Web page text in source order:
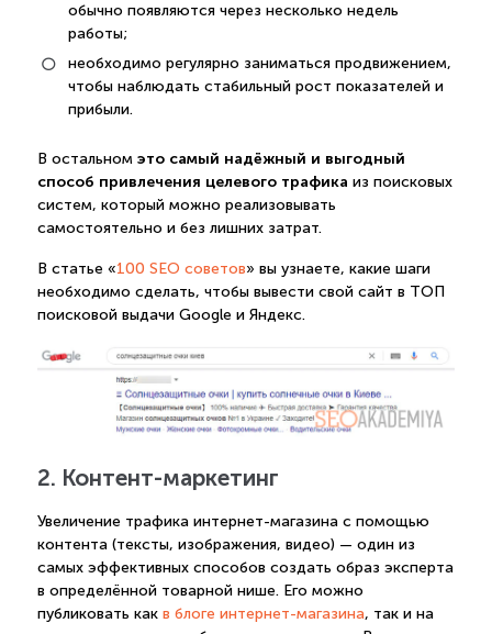
обычно появляются через несколько недель
работы;
необходимо регулярно заниматься продвижением,
чтобы наблюдать стабильный рост показателей и
прибыли.
В остальном это самый надёжный и выгодный
способ привлечения целевого трафика из поисковых
систем, который можно реализовывать
самостоятельно и без лишних затрат.
В статье «100 SEO советов» вы узнаете, какие шаги
необходимо сделать, чтобы вывести свой сайт в ТОП
поисковой выдачи Google и Яндекс.
2. Контент-маркетинг
Увеличение трафика интернет-магазина с помощью
контента (тексты, изображения, видео) — один из
самых эффективных способов создать образ эксперта
в определённой товарной нише. Его можно
публиковать как в блоге интернет-магазина, так и на